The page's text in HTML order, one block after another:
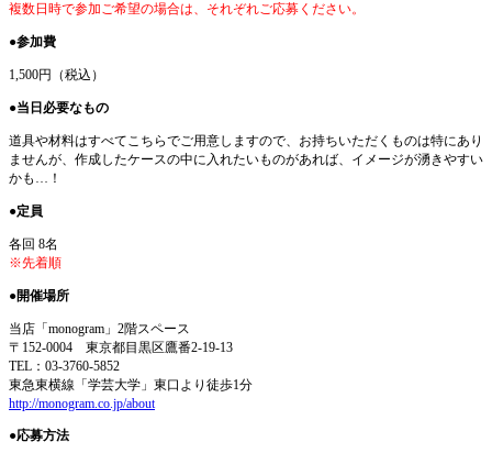
複数日時で参加ご希望の場合は、それぞれご応募ください。
●参加費
1,500円（税込）
●当日必要なもの
道具や材料はすべてこちらでご用意しますので、お持ちいただくものは特にあり
ませんが、 作成したケースの中に入れたいものがあれば、イメージが湧きやすい
かも…！
●定員
各回 8名
※先着順
●開催場所
当店「monogram」2階スペース
〒152-0004 東京都目黒区鷹番2-19-13
TEL：03-3760-5852
東急東横線「学芸大学」東口より徒歩1分
http://monogram.co.jp/about
●応募方法